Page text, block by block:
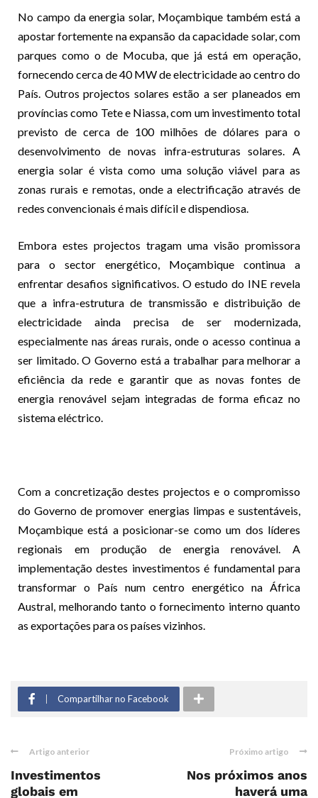
No campo da energia solar, Moçambique também está a
apostar fortemente na expansão da capacidade solar, com
parques como o de Mocuba, que já está em operação,
fornecendo cerca de 40 MW de electricidade ao centro do
País. Outros projectos solares estão a ser planeados em
províncias como Tete e Niassa, com um investimento total
previsto de cerca de 100 milhões de dólares para o
desenvolvimento de novas infra-estruturas solares. A
energia solar é vista como uma solução viável para as
zonas rurais e remotas, onde a electrificação através de
redes convencionais é mais difícil e dispendiosa.
Embora estes projectos tragam uma visão promissora
para o sector energético, Moçambique continua a
enfrentar desafios significativos. O estudo do INE revela
que a infra-estrutura de transmissão e distribuição de
electricidade ainda precisa de ser modernizada,
especialmente nas áreas rurais, onde o acesso continua a
ser limitado. O Governo está a trabalhar para melhorar a
eficiência da rede e garantir que as novas fontes de
energia renovável sejam integradas de forma eficaz no
sistema eléctrico.
Com a concretização destes projectos e o compromisso
do Governo de promover energias limpas e sustentáveis,
Moçambique está a posicionar-se como um dos líderes
regionais em produção de energia renovável. A
implementação destes investimentos é fundamental para
transformar o País num centro energético na África
Austral, melhorando tanto o fornecimento interno quanto
as exportações para os países vizinhos.
Compartilhar no Facebook
Artigo anterior
Investimentos
globais em
Próximo artigo
Nos próximos anos
haverá uma